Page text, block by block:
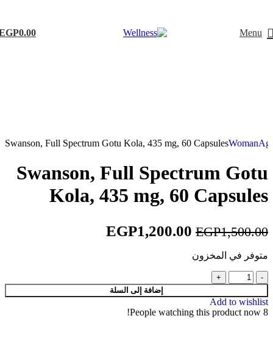
Menu
0.00
Woman
Swanson, Full Spectrum Gotu Kola, 435 mg, 60 Capsules
Swanson, Full Spectrum Gotu
Kola, 435 mg, 60 Capsules
EGP1,500.00
EGP1,200.00
متوفر في المخزون
إضافة إلى السلة
Add to wishlist
8
People watching this product now!